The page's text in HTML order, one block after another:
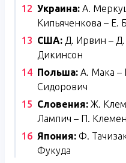
Украина: А.
Кипьяченкова – Е.
США: Д. Ирвин –
Дикинсон
Польша: А. Мака –
Сидорович
Словения: Ж.
Лампич – П.
Япония: Ф.
Фукуда